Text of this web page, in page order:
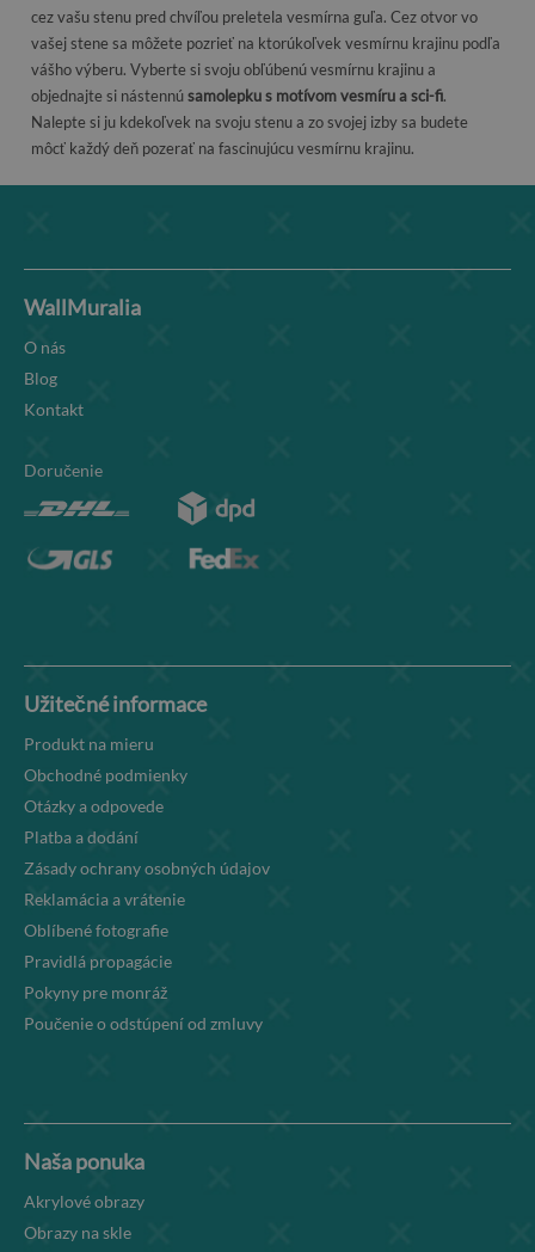
cez vašu stenu pred chvíľou preletela vesmírna guľa. Cez otvor vo
vašej stene sa môžete pozrieť na ktorúkoľvek vesmírnu krajinu podľa
vášho výberu. Vyberte si svoju obľúbenú vesmírnu krajinu a
objednajte si nástennúsamolepku s motívom vesmíru a sci-fi.
Nalepte si ju kdekoľvek na svoju stenu a zo svojej izby sa budete
môcť každý deň pozerať na fascinujúcu vesmírnu krajinu.
WallMuralia
O nás
Blog
Kontakt
Doručenie
Užitečné informace
Produkt na mieru
Obchodné podmienky
Otázky a odpovede
Platba a dodání
Zásady ochrany osobných údajov
Reklamácia a vrátenie
Oblíbené fotografie
Pravidlá propagácie
Pokyny pre monráž
Poučenie o odstúpení od zmluvy
Naša ponuka
Akrylové obrazy
Obrazy na skle